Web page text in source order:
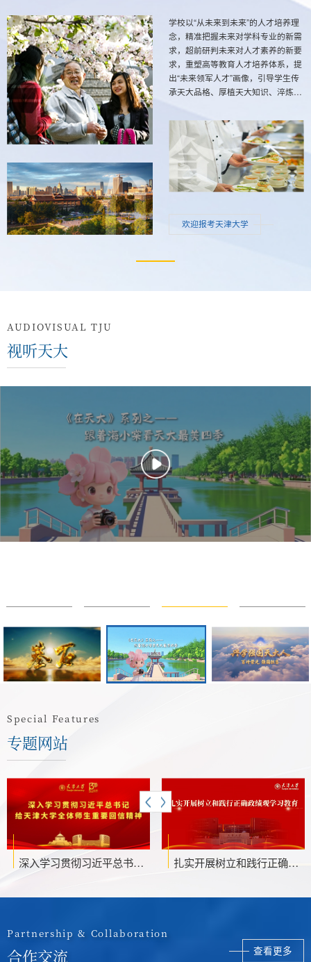
学校以“从未来到未来”的人才培养理
念，精准把握未来对学科专业的新需
求，超前研判未来对人才素养的新要
求，重塑高等教育人才培养体系，提
出“未来领军人才”画像，引导学生传
承天大品格、厚植天大知识、淬炼天
欢迎报考天津大学
AUDIOVISUAL TJU
视听天大
Special Features
专题网站
深入学习贯彻习近平总书记给天津大学全体师生重要回信精神专题网站 扎实开展树立和践行正确政绩观学习教育
Partnership & Collaboration
合作交流 查看更多